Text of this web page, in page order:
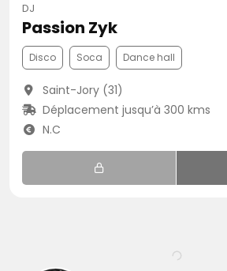
DJ
Passion Zyk
Disco Soca Dance hall
Saint-Jory (31)
Déplacement jusqu’à 300 kms
N.C